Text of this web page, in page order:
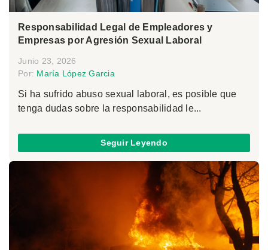
Responsabilidad Legal de Empleadores y
Empresas por Agresión Sexual Laboral
Junio 23, 2026
Por: María López Garcia
Si ha sufrido abuso sexual laboral, es posible que
tenga dudas sobre la responsabilidad le...
Seguir Leyendo